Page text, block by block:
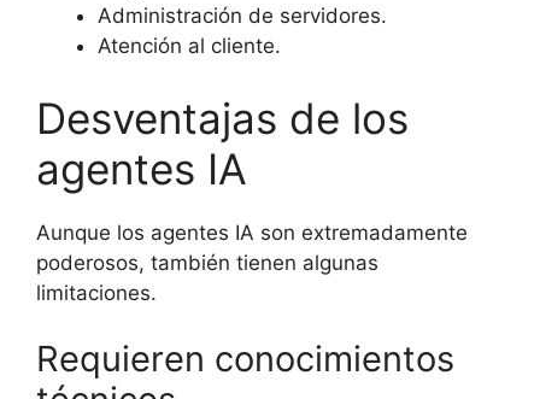
Administración de servidores.
Atención al cliente.
Desventajas de los
agentes IA
Aunque los agentes IA son extremadamente
poderosos, también tienen algunas
limitaciones.
Requieren conocimientos